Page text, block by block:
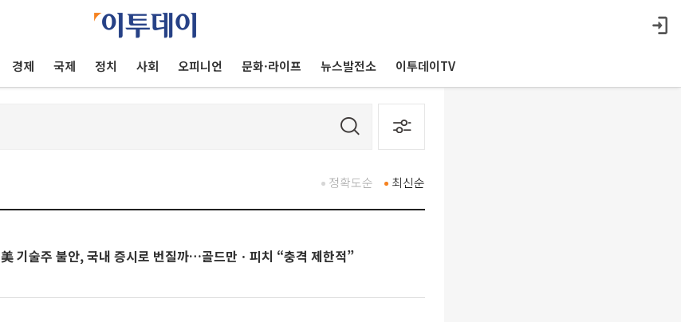
경제 국제 정치 사회 오피니언 문화·라이프 뉴스발전소 이투데이TV
최신순
정확도순
美 기술주 불안, 국내 증시로 번질까…골드만ㆍ피치 “충격 제한적”